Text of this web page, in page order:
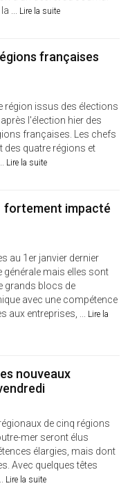
... Lire la suite
françaises
région issus des élections
l'élection hier des
françaises. Les chefs
des quatre régions et
Lire la suite
fortement impacté
au 1er janvier dernier
générale mais elles sont
grands blocs de
avec une compétence
aux entreprises, ... Lire la
nouveaux
de cinq régions
mer seront élus
élargies, mais dont
Avec quelques têtes
Lire la suite